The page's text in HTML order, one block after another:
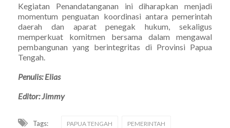
Kegiatan Penandatanganan ini diharapkan menjadi
momentum penguatan koordinasi antara pemerintah
daerah dan aparat penegak hukum, sekaligus
memperkuat komitmen bersama dalam mengawal
pembangunan yang berintegritas di Provinsi Papua
Tengah.
Penulis: Elias
Editor: Jimmy
Tags: PAPUA TENGAH PEMERINTAH